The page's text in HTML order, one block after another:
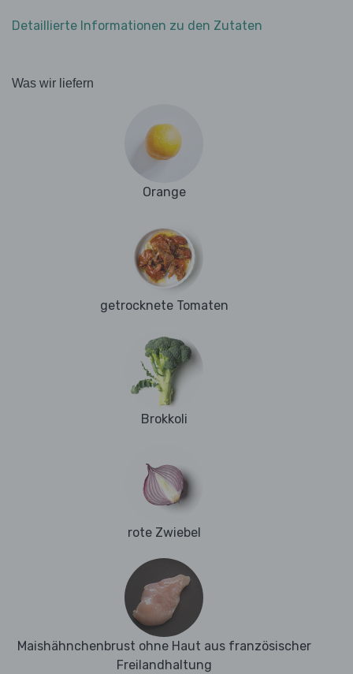
Detaillierte Informationen zu den Zutaten
Was wir liefern
Orange
getrocknete Tomaten
Brokkoli
rote Zwiebel
Maishähnchenbrust ohne Haut aus französischer
Freilandhaltung